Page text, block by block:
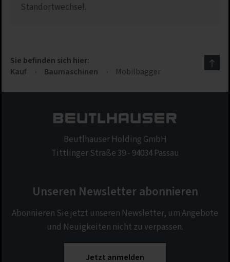
Standortwechsel.
Sie befinden sich hier:
Kauf
› Baumaschinen › Mobilbagger
Beutlhauser Holding GmbH
Tittlinger Straße 39 - 94034 Passau
Unseren Newsletter abonnieren
Abonnieren Sie jetzt unseren Newsletter, um Angebote
und Neuigkeiten nicht zu verpassen.
Jetzt anmelden